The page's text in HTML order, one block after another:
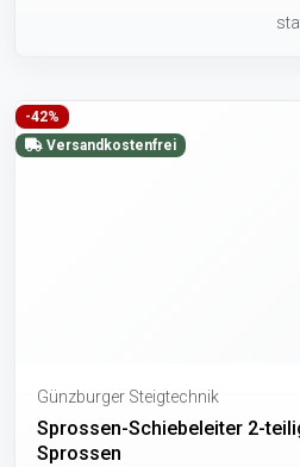
-42%
Versandkostenfrei
Günzburger Steigtechnik
Sprossen-Schiebeleiter 2-
Sprossen